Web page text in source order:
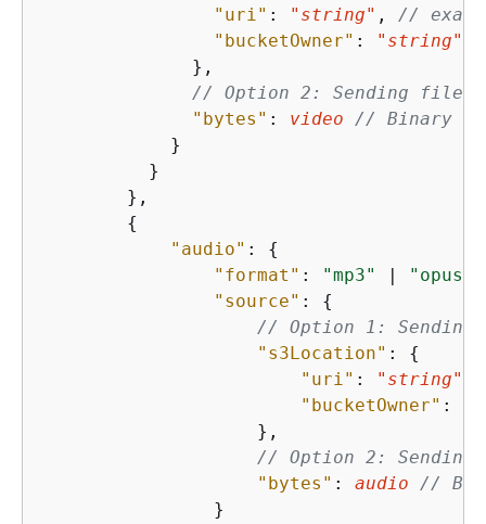
"uri" : "string" , //
"bucketOwner" : "string"
              },
// Option 2: Sending file
"bytes" : video
// Binary
            }
          }
        },
{
"audio" : {
"format" : "mp3" | "opus"
"source" : {
// Option 1:
"s3Location" : {
"uri" : "string"
"bucketOwner" :
                    },
// Option 2:
"bytes" : audio
//
                }